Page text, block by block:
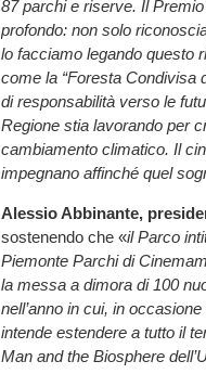
87 parchi e riserve. Il
profondo: non solo
lo facciamo legando questo
come la “Foresta Condivisa
di responsabilità verso le
Regione stia lavorando per
cambiamento climatico. Il
impegnano affinché quel
Alessio Abbinante,
sostenendo che «il Parco
Piemonte Parchi di
la messa a dimora di 100
nell’anno in cui, in
intende estendere a tutto il
Man and the Biosphere